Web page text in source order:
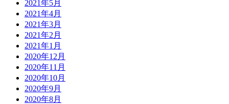
2021年5月
2021年4月
2021年3月
2021年2月
2021年1月
2020年12月
2020年11月
2020年10月
2020年9月
2020年8月